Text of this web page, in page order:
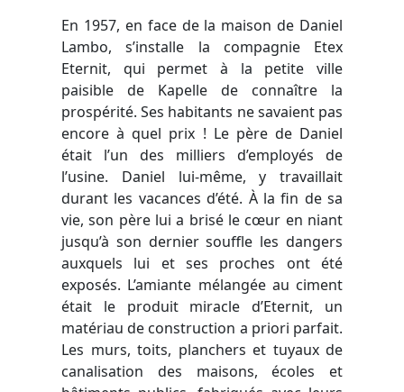
En 1957, en face de la maison de Daniel
Lambo, s’installe la compagnie Etex
Eternit, qui permet à la petite ville
paisible de Kapelle de connaître la
prospérité. Ses habitants ne savaient pas
encore à quel prix ! Le père de Daniel
était l’un des milliers d’employés de
l’usine. Daniel lui-même, y travaillait
durant les vacances d’été. Àla fin de sa
vie, son père lui a brisé le cœur en niant
jusqu’à son dernier souffle les dangers
auxquels lui et ses proches ont été
exposés. L’amiante mélangée au ciment
était le produit miracle d’Eternit, un
matériau de construction a priori parfait.
Les murs, toits, planchers et tuyaux de
canalisation des maisons, écoles et